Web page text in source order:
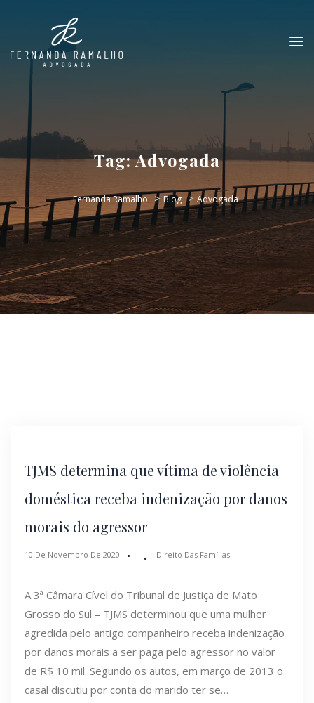
Tag:Advogada
Fernanda Ramalho >Blog > Advogada
TJMS determina que vítima de violência
doméstica receba indenização por danos
morais do agressor
10 De Novembro De 2020 Direito Das Famílias
A 3ª Câmara Cível do Tribunal de Justiça de Mato
Grosso do Sul – TJMS determinou que uma mulher
agredida pelo antigo companheiro receba indenização
por danos morais a ser paga pelo agressor no valor
de R$ 10 mil. Segundo os autos, em março de 2013 o
casal discutiu por conta do marido ter se…